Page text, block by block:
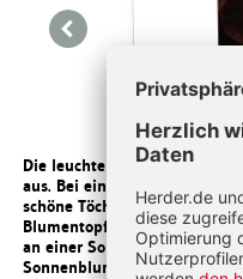
Die leuchtende Pracht hält
aus. Bei einigem Glück und
schöne Töchter heran.
Blumentopf vorkeimen
an einer Sonnenblume
Sonnenblume. Wenn du sie